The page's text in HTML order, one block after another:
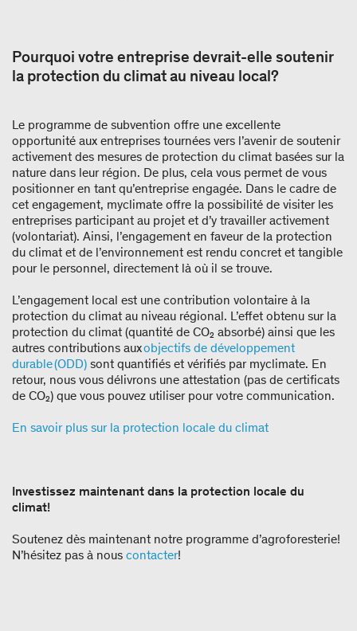
Pourquoi votre entreprise devrait-elle soutenir
la protection du climat au niveau local?
Le programme de subvention offre une excellente
opportunité aux entreprises tournées vers l’avenir de soutenir
activement des mesures de protection du climat basées sur la
nature dans leur région. De plus, cela vous permet de vous
positionner en tant qu’entreprise engagée. Dans le cadre de
cet engagement, myclimate offre la possibilité de visiter les
entreprises participant au projet et d’y travailler activement
(volontariat). Ainsi, l’engagement en faveur de la protection
du climat et de l’environnement est rendu concret et tangible
pour le personnel, directement là où il se trouve.
L’engagement local est une contribution volontaire à la
protection du climat au niveau régional. L’effet obtenu sur la
protection du climat (quantité de CO₂ absorbé) ainsi que les
autres contributions auxobjectifs de développement
durable (ODD) sont quantifiés et vérifiés par myclimate. En
retour, nous vous délivrons une attestation (pas de certificats
de CO₂) que vous pouvez utiliser pour votre communication.
En savoir plus sur la protection locale du climat
Investissez maintenant dans la protection locale du
climat!
Soutenez dès maintenant notre programme d’agroforesterie!
N’hésitez pas à nous contacter!